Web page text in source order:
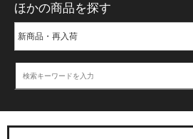
ほかの商品を探す